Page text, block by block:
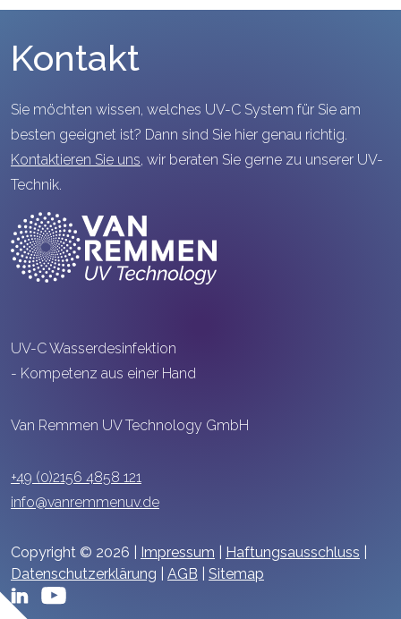
Kontakt
Sie möchten wissen, welches UV-C System für Sie am
besten geeignet ist? Dann sind Sie hier genau richtig.
Kontaktieren Sie uns, wir beraten Sie gerne zu unserer UV-
Technik.
UV-C Wasserdesinfektion
- Kompetenz aus einer Hand
Van Remmen UV Technology GmbH
+49 (0)2156 4858 121
info@vanremmenuv.de
Copyright © 2026 | Impressum Haftungsausschluss
Datenschutzerklärung
AGB Sitemap